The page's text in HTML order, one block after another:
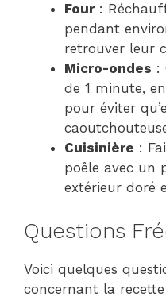
Four:
pendant
retrouver leur
Micro-ondes :
de 1 minute,
pour éviter
Cuisinière :
poêle avec un
extérieur doré
Questions
Voici quelques
concernant la